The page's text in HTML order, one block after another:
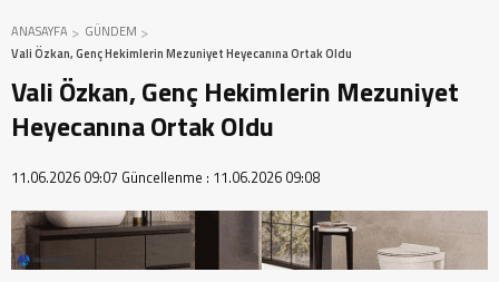
ANASAYFA
GÜNDEM
Vali Özkan, Genç Hekimlerin Mezuniyet Heyecanına Ortak Oldu
Vali Özkan, Genç Hekimlerin Mezuniyet
Heyecanına Ortak Oldu
11.06.2026 09:07 Güncellenme : 11.06.2026 09:08